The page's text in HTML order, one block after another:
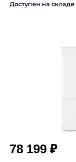
Доступен на складе
78 199 ₽